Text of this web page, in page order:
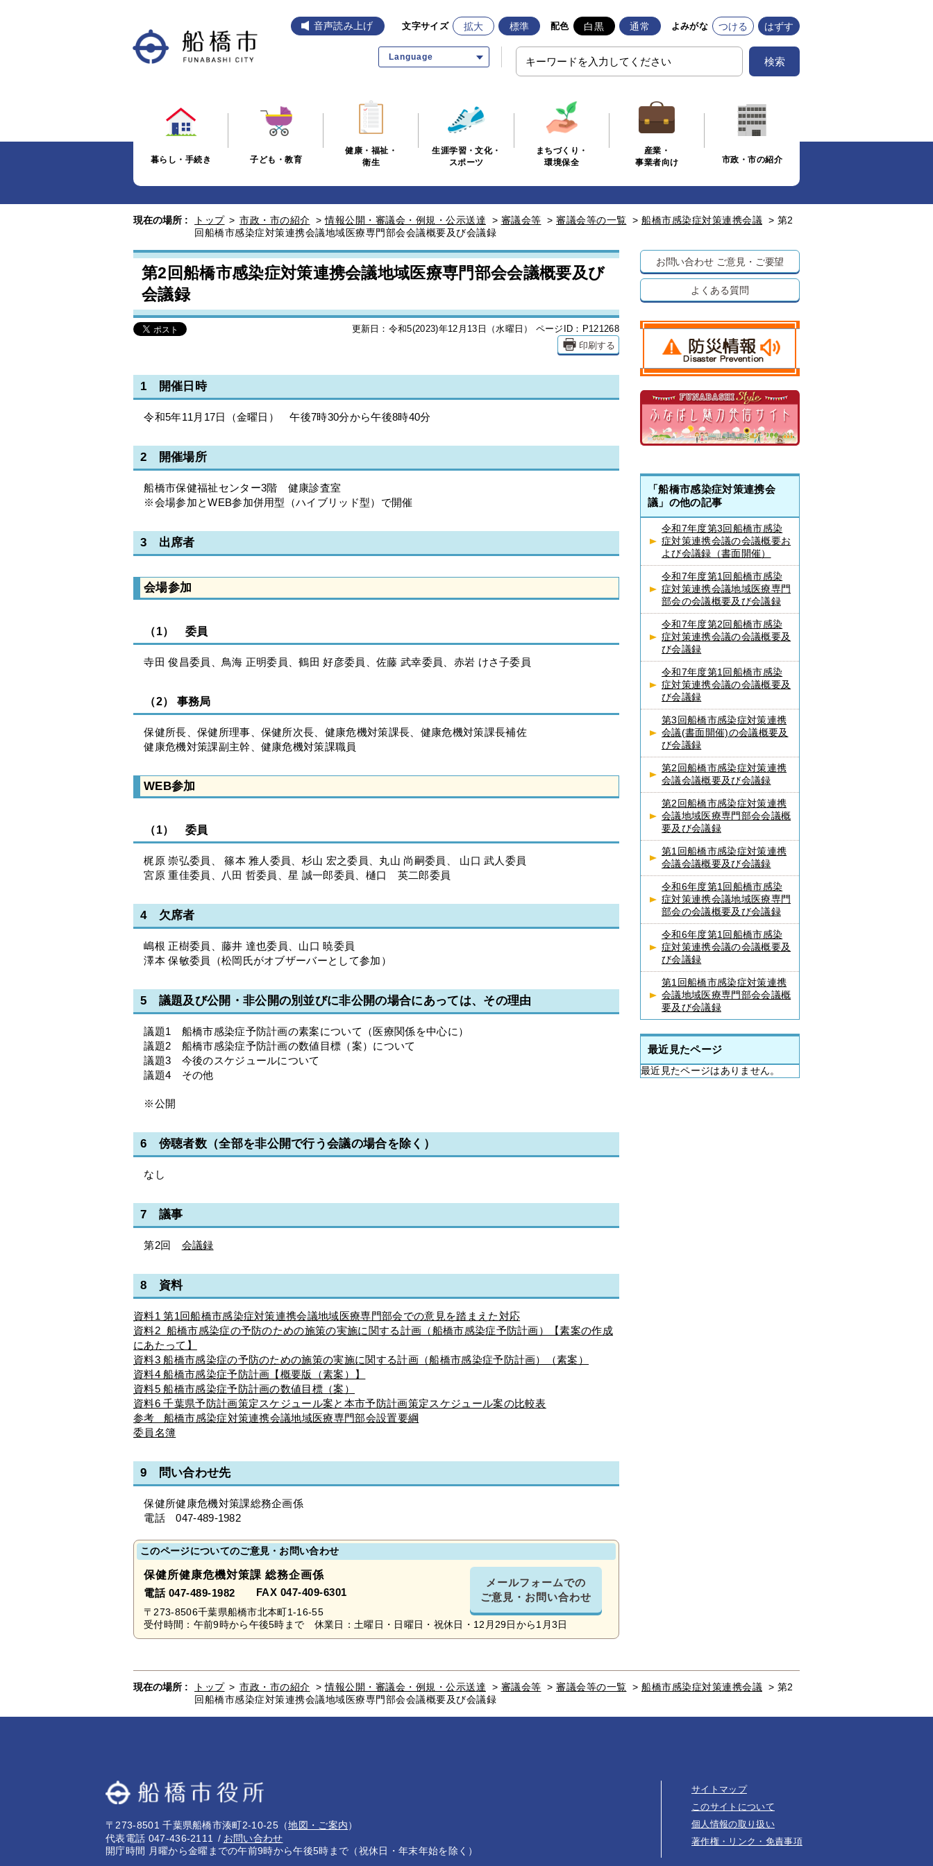
音声読み上げ 文字サイズ 拡大 標準 配色 白黒 通常 よみがな つける はずす
Language 検索
暮らし・手続き 子ども・教育
健康・福祉・
衛生
生涯学習・文化・
スポーツ
まちづくり・
環境保全
産業・
事業者向け
市政・市の紹介
現在の場所 : トップ > 市政・市の紹介 >情報公開・審議会・例規・公示送達 > 審議会等 > 審議会等の一覧 > 船橋市感染症対策連携会議 > 第2
回船橋市感染症対策連携会議地域医療専門部会会議概要及び会議録
第2回船橋市感染症対策連携会議地域医療専門部会会議概要及び
会議録
更新日：令和5(2023)年12月13日（水曜日） ページID：P121268
印刷する
1 開催日時
令和5年11月17日（金曜日） 午後7時30分から午後8時40分
2 開催場所
船橋市保健福祉センター3階 健康診査室
※会場参加とWEB参加併用型（ハイブリッド型）で開催
3 出席者
会場参加
（1） 委員
寺田 俊昌委員、鳥海 正明委員、鶴田 好彦委員、佐藤 武幸委員、赤岩 けさ子委員
（2） 事務局
保健所長、保健所理事、保健所次長、健康危機対策課長、健康危機対策課長補佐
健康危機対策課副主幹、健康危機対策課職員
WEB参加
（1） 委員
梶原 崇弘委員、 篠本 雅人委員、杉山 宏之委員、丸山 尚嗣委員、 山口 武人委員
宮原 重佳委員、八田 哲委員、星 誠一郎委員、樋口 英二郎委員
4 欠席者
嶋根 正樹委員、藤井 達也委員、山口 暁委員
澤本 保敏委員（松岡氏がオブザーバーとして参加）
5 議題及び公開・非公開の別並びに非公開の場合にあっては、その理由
議題1 船橋市感染症予防計画の素案について（医療関係を中心に）
議題2 船橋市感染症予防計画の数値目標（案）について
議題3 今後のスケジュールについて
議題4 その他
※公開
6 傍聴者数（全部を非公開で行う会議の場合を除く）
なし
7 議事
第2回 会議録
8 資料
資料1 第1回船橋市感染症対策連携会議地域医療専門部会での意見を踏まえた対応
資料2 船橋市感染症の予防のための施策の実施に関する計画（船橋市感染症予防計画）【素案の作成
にあたって】
資料3 船橋市感染症の予防のための施策の実施に関する計画（船橋市感染症予防計画）（素案）
資料4 船橋市感染症予防計画【概要版（素案）】
資料5 船橋市感染症予防計画の数値目標（案）
資料6 千葉県予防計画策定スケジュール案と本市予防計画策定スケジュール案の比較表
参考 船橋市感染症対策連携会議地域医療専門部会設置要綱
委員名簿
9 問い合わせ先
保健所健康危機対策課総務企画係
電話 047-489-1982
このページについてのご意見・お問い合わせ
保健所健康危機対策課 総務企画係
電話 047-489-1982 FAX 047-409-6301
メールフォームでの
ご意見・お問い合わせ
〒273-8506千葉県船橋市北本町1-16-55
受付時間：午前9時から午後5時まで 休業日：土曜日・日曜日・祝休日・12月29日から1月3日
お問い合わせ ご意見・ご要望
よくある質問
「船橋市感染症対策連携会
議」の他の記事
令和7年度第3回船橋市感染
症対策連携会議の会議概要お
よび会議録（書面開催）
令和7年度第1回船橋市感染
症対策連携会議地域医療専門
部会の会議概要及び会議録
令和7年度第2回船橋市感染
症対策連携会議の会議概要及
び会議録
令和7年度第1回船橋市感染
症対策連携会議の会議概要及
び会議録
第3回船橋市感染症対策連携
会議(書面開催)の会議概要及
び会議録
第2回船橋市感染症対策連携
会議会議概要及び会議録
第2回船橋市感染症対策連携
会議地域医療専門部会会議概
要及び会議録
第1回船橋市感染症対策連携
会議会議概要及び会議録
令和6年度第1回船橋市感染
症対策連携会議地域医療専門
部会の会議概要及び会議録
令和6年度第1回船橋市感染
症対策連携会議の会議概要及
び会議録
第1回船橋市感染症対策連携
会議地域医療専門部会会議概
要及び会議録
最近見たページ
最近見たページはありません。
現在の場所 : トップ > 市政・市の紹介 >情報公開・審議会・例規・公示送達 > 審議会等 > 審議会等の一覧 > 船橋市感染症対策連携会議 > 第2
回船橋市感染症対策連携会議地域医療専門部会会議概要及び会議録
〒273-8501 千葉県船橋市湊町2-10-25 （地図・ご案内）
代表電話 047-436-2111
お問い合わせ
開庁時間 月曜から金曜までの午前9時から午後5時まで（祝休日・年末年始を除く）
サイトマップ
このサイトについて
個人情報の取り扱い
著作権・リンク・免責事項